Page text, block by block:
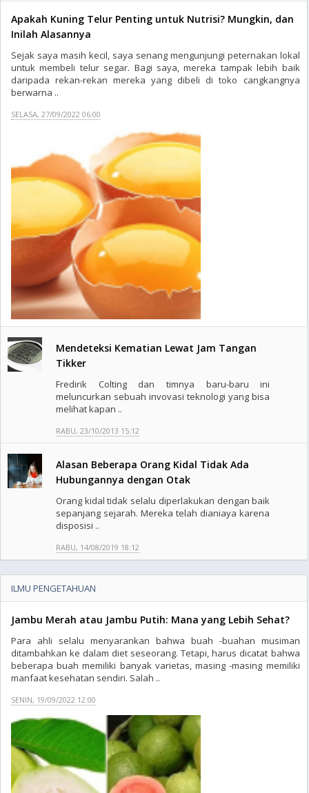
Apakah Kuning Telur Penting untuk Nutrisi? Mungkin, dan
Inilah Alasannya
Sejak saya masih kecil, saya senang mengunjungi peternakan lokal
untuk membeli telur segar. Bagi saya, mereka tampak lebih baik
daripada rekan-rekan mereka yang dibeli di toko cangkangnya
berwarna ..
SELASA, 27/09/2022 06:00
Mendeteksi Kematian Lewat Jam Tangan
Tikker
Fredirik Colting dan timnya baru-baru ini
meluncurkan sebuah invovasi teknologi yang bisa
melihat kapan ..
RABU, 23/10/2013 15:12
Alasan Beberapa Orang Kidal Tidak Ada
Hubungannya dengan Otak
Orang kidal tidak selalu diperlakukan dengan baik
sepanjang sejarah. Mereka telah dianiaya karena
disposisi ..
RABU, 14/08/2019 18:12
ILMU PENGETAHUAN
Jambu Merah atau Jambu Putih: Mana yang Lebih Sehat?
Para ahli selalu menyarankan bahwa buah -buahan musiman
ditambahkan ke dalam diet seseorang. Tetapi, harus dicatat bahwa
beberapa buah memiliki banyak varietas, masing -masing memiliki
manfaat kesehatan sendiri. Salah ..
SENIN, 19/09/2022 12:00